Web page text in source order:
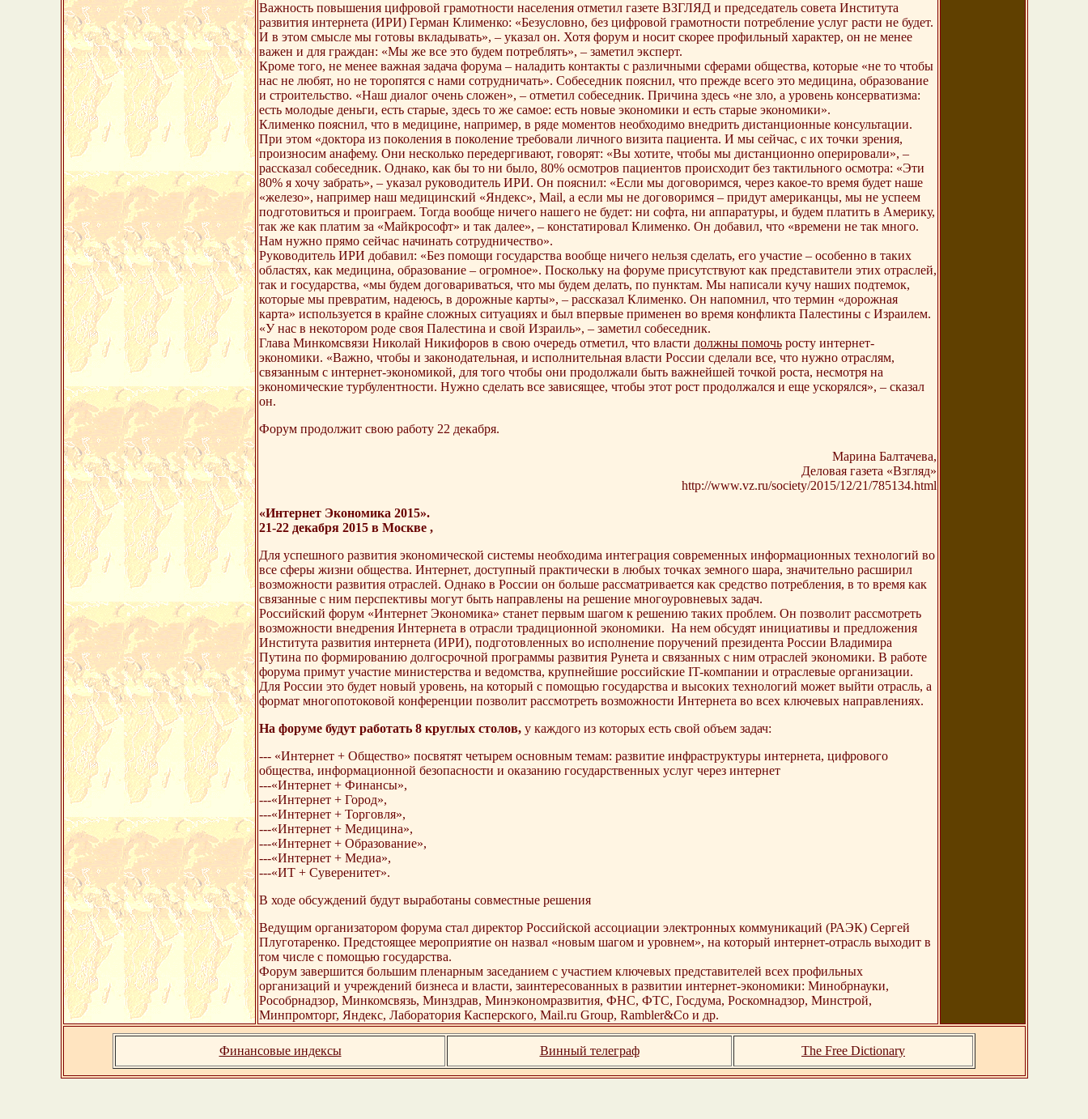
Важность повышения цифровой грамотности населения отметил газете ВЗГЛЯД и председатель совета Института
развития интернета (ИРИ) Герман Клименко: «Безусловно, без цифровой грамотности потребление услуг расти не будет.
И в этом смысле мы готовы вкладывать», – указал он. Хотя форум и носит скорее профильный характер, он не менее
важен и для граждан: «Мы же все это будем потреблять», – заметил эксперт.
Кроме того, не менее важная задача форума – наладить контакты с различными сферами общества, которые «не то чтобы
нас не любят, но не торопятся с нами сотрудничать». Собеседник пояснил, что прежде всего это медицина, образование
и строительство. «Наш диалог очень сложен», – отметил собеседник. Причина здесь «не зло, а уровень консерватизма:
есть молодые деньги, есть старые, здесь то же самое: есть новые экономики и есть старые экономики».
Клименко пояснил, что в медицине, например, в ряде моментов необходимо внедрить дистанционные консультации.
При этом «доктора из поколения в поколение требовали личного визита пациента. И мы сейчас, с их точки зрения,
произносим анафему. Они несколько передергивают, говорят: «Вы хотите, чтобы мы дистанционно оперировали», –
рассказал собеседник. Однако, как бы то ни было, 80% осмотров пациентов происходит без тактильного осмотра: «Эти
80% я хочу забрать», – указал руководитель ИРИ. Он пояснил: «Если мы договоримся, через какое-то время будет наше
«железо», например наш медицинский «Яндекс», Mail, а если мы не договоримся – придут американцы, мы не успеем
подготовиться и проиграем. Тогда вообще ничего нашего не будет: ни софта, ни аппаратуры, и будем платить в Америку,
так же как платим за «Майкрософт» и так далее», – констатировал Клименко. Он добавил, что «времени не так много.
Нам нужно прямо сейчас начинать сотрудничество».
Руководитель ИРИ добавил: «Без помощи государства вообще ничего нельзя сделать, его участие – особенно в таких
областях, как медицина, образование – огромное». Поскольку на форуме присутствуют как представители этих отраслей,
так и государства, «мы будем договариваться, что мы будем делать, по пунктам. Мы написали кучу наших подтемок,
которые мы превратим, надеюсь, в дорожные карты», – рассказал Клименко. Он напомнил, что термин «дорожная
карта» используется в крайне сложных ситуациях и был впервые применен во время конфликта Палестины с Израилем.
«У нас в некотором роде своя Палестина и свой Израиль», – заметил собеседник.
Глава Минкомсвязи Николай Никифоров в свою очередь отметил, что власти должны помочьросту интернет-
экономики. «Важно, чтобы и законодательная, и исполнительная власти России сделали все, что нужно отраслям,
связанным с интернет-экономикой, для того чтобы они продолжали быть важнейшей точкой роста, несмотря на
экономические турбулентности. Нужно сделать все зависящее, чтобы этот рост продолжался и еще ускорялся», – сказал
он.
Форум продолжит свою работу 22 декабря.
Марина Балтачева,
Деловая газета «Взгляд»
http://www.vz.ru/society/2015/12/21/785134.html
«Интернет Экономика 2015».
21-22 декабря 2015 в Москве ,
Для успешного развития экономической системы необходима интеграция современных информационных технологий во
все сферы жизни общества. Интернет, доступный практически в любых точках земного шара, значительно расширил
возможности развития отраслей. Однако в России он больше рассматривается как средство потребления, в то время как
связанные с ним перспективы могут быть направлены на решение многоуровневых задач.
Российский форум «Интернет Экономика» станет первым шагом к решению таких проблем. Он позволит рассмотреть
возможности внедрения Интернета в отрасли традиционной экономики. На нем обсудят инициативы и предложения
Института развития интернета (ИРИ), подготовленных во исполнение поручений президента России Владимира
Путина по формированию долгосрочной программы развития Рунета и связанных с ним отраслей экономики. В работе
форума примут участие министерства и ведомства, крупнейшие российские IT-компании и отраслевые организации.
Для России это будет новый уровень, на который с помощью государства и высоких технологий может выйти отрасль, а
формат многопотоковой конференции позволит рассмотреть возможности Интернета во всех ключевых направлениях.
На форуме будут работать 8 круглых столов,у каждого из которых есть свой объем задач:
--- «Интернет + Общество» посвятят четырем основным темам: развитие инфраструктуры интернета, цифрового
общества, информационной безопасности и оказанию государственных услуг через интернет
---«Интернет + Финансы»,
---«Интернет + Город»,
---«Интернет + Торговля»,
---«Интернет + Медицина»,
---«Интернет + Образование»,
---«Интернет + Медиа»,
---«ИТ + Суверенитет».
В ходе обсуждений будут выработаны совместные решения
Ведущим организатором форума стал директор Российской ассоциации электронных коммуникаций (РАЭК) Сергей
Плуготаренко. Предстоящее мероприятие он назвал «новым шагом и уровнем», на который интернет-отрасль выходит в
том числе с помощью государства.
Форум завершится большим пленарным заседанием с участием ключевых представителей всех профильных
организаций и учреждений бизнеса и власти, заинтересованных в развитии интернет-экономики: Минобрнауки,
Рособрнадзор, Минкомсвязь, Минздрав, Минэкономразвития, ФНС, ФТС, Госдума, Роскомнадзор, Минстрой,
Минпромторг, Яндекс, Лаборатория Касперского, Mail.ru Group, Rambler&Co и др.
Финансовые индексы Винный телеграф The Free Dictionary